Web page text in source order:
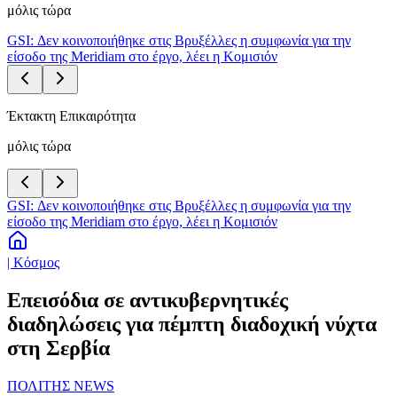
μόλις τώρα
GSI: Δεν κοινοποιήθηκε στις Βρυξέλλες η συμφωνία για την
είσοδο της Meridiam στο έργο, λέει η Κομισιόν
Έκτακτη Επικαιρότητα
μόλις τώρα
GSI: Δεν κοινοποιήθηκε στις Βρυξέλλες η συμφωνία για την
είσοδο της Meridiam στο έργο, λέει η Κομισιόν
| Κόσμος
Επεισόδια σε αντικυβερνητικές
διαδηλώσεις για πέμπτη διαδοχική νύχτα
στη Σερβία
ΠΟΛΙΤΗΣ NEWS